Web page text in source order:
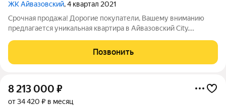
ЖК Айвазовский, 4 квартал 2021
Срочная продажа! Дорогие покупатели, Вашему вниманию
предлагается уникальная квартира в Айвазовский City.
великолепный вид на озеро Круглое,на реку, на парк Гагарина.
добавляющий атмосфере особый
Позвонить
8 213 000 ₽
от 34 420 ₽ в месяц